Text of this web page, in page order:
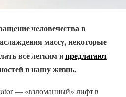
человечества в
массу, некоторые
все легким ипредлагают
в нашу жизнь.
— «взломанный» лифт в